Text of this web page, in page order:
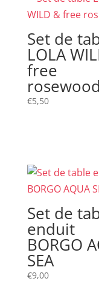
Set de
LOLA
free
rosewood
€5,50
Set de
enduit
BORGO
SEA
€9,00